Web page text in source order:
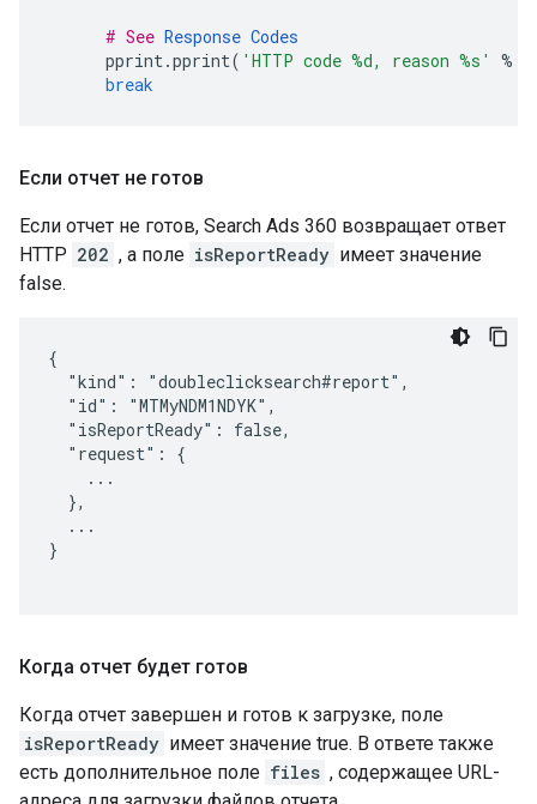
# See Response Codes
pprint.pprint( 'HTTP code %d, reason %s ' %
break
Если отчет не готов
Если отчет не готов, Search Ads 360 возвращает ответ
HTTP 202 , а поле isReportReady имеет значение
false.
{
  "kind": "doubleclicksearch#report",
  "id": "MTMyNDM1NDYK",
  "isReportReady": false,
  "request": {
    ...
  },
  ...
}
Когда отчет будет готов
Когда отчет завершен и готов к загрузке, поле
isReportReady имеет значение true. В ответе также
есть дополнительное поле files , содержащее URL-